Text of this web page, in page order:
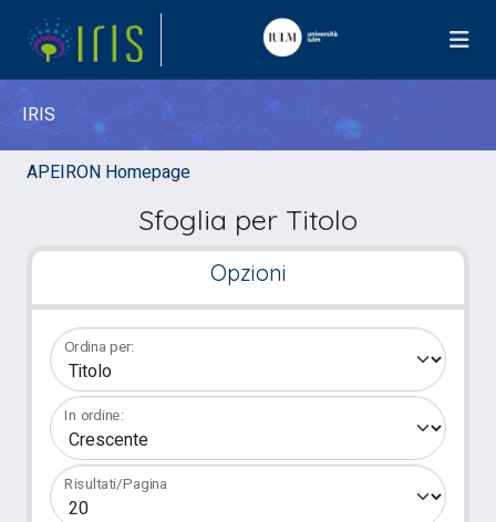
IRIS
APEIRON Homepage
Sfoglia per Titolo
Opzioni
Ordina per:
In ordine:
Risultati/Pagina